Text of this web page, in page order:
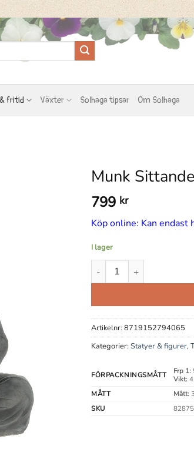
fritid Växter Solhaga tipsar Om Solhaga
Munk Sittande
799 kr
Köp online: Kan endast
I lager
Munk Sittande mängd
Artikelnr: 8719152794065
Kategorier: Statyer & figurer,
FÖRPACKNINGSMÅTT Frp 1:
Vikt:
MÅTT
Mått:
SKU